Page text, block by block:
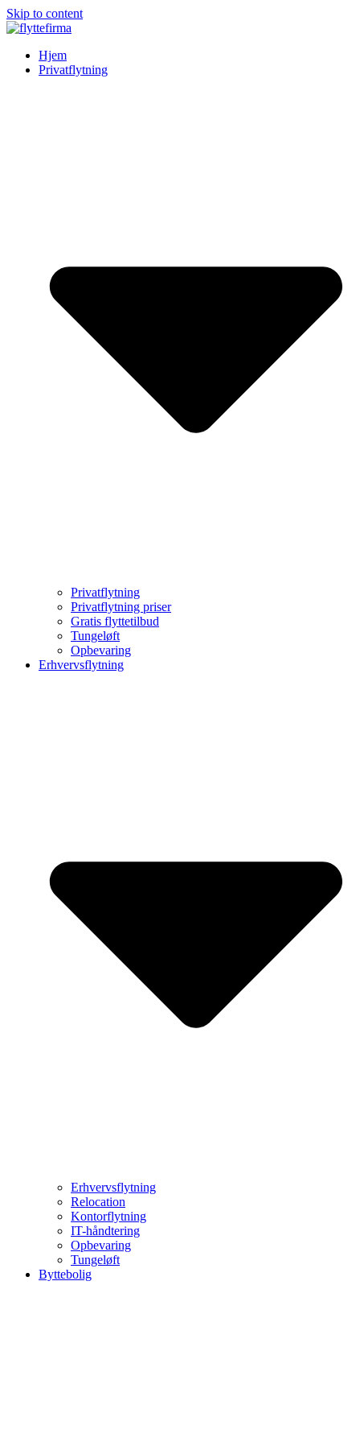
Skip to content
Hjem
Privatflytning
Privatflytning
Privatflytning priser
Gratis flyttetilbud
Tungeløft
Opbevaring
Erhvervsflytning
Erhvervsflytning
Relocation
Kontorflytning
IT-håndtering
Opbevaring
Tungeløft
Byttebolig